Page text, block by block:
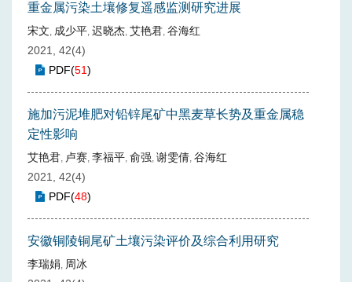
重金属污染土壤修复遥感监测研究进展
宋文, 成少平, 迟晓杰, 艾艳君, 谷海红
2021, 42(4)
PDF(51)
施加污泥堆肥对铅锌尾矿中黑麦草长势及重金属稳
定性影响
艾艳君, 卢赛, 李福平, 俞强, 谢雯倩, 谷海红
2021, 42(4)
PDF(48)
安徽铜陵铜尾矿土壤污染评价及综合利用研究
李瑞娟, 周冰